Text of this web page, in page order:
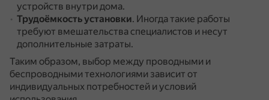
устройств внутри дома.
Трудоёмкость установки. Иногда такие работы
требуют вмешательства специалистов и несут
дополнительные затраты.
Таким образом, выбор между проводными и
беспроводными технологиями зависит от
индивидуальных потребностей и условий